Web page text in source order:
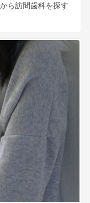
ら訪問歯科を探す